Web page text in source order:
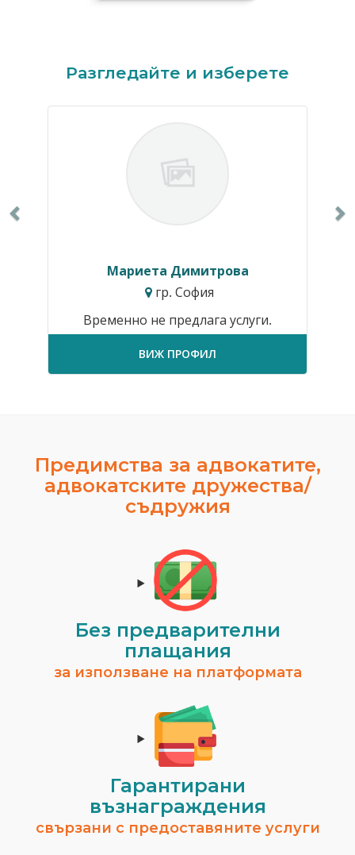
Разгледайте и изберете
Мариета Димитрова
гр. София
Временно не предлага услуги.
ВИЖ ПРОФИЛ
Предимства за адвокатите,
адвокатските дружества/
съдружия
Без предварителни
плащания
за използване на платформата
Гарантирани
възнаграждения
свързани с предоставяните услуги